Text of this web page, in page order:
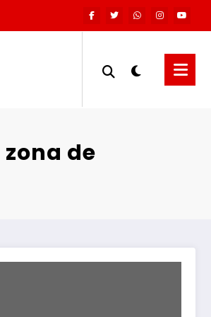
zona de